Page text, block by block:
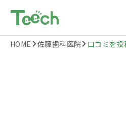
HOME 佐藤歯科医院 口コミを投